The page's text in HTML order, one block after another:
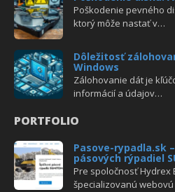
Poškodenie pevného
ktorý môže nastať v…
Dôležitosť
Windows
Zálohovanie dát je
informácií a údajov…
PORTFOLIO
Pasove-rypadla.sk
pásových rýpadiel
Pre spoločnosť Hydrex
špecializovanú